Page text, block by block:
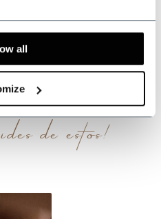
all
de estos!
puede